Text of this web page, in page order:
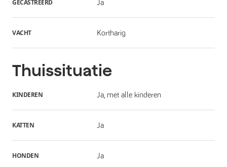
GECASTREERD Ja
VACHT Kortharig
Thuissituatie
KINDEREN Ja, met alle kinderen
KATTEN Ja
HONDEN Ja